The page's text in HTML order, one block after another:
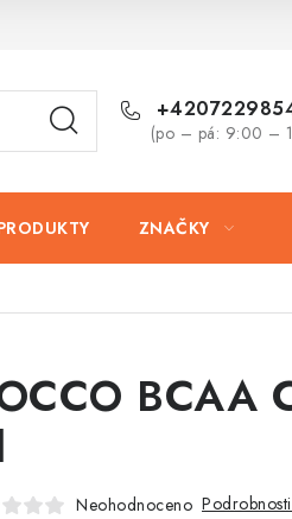
(po – pá: 9:00 –
ZNAČKY
BCAA
Neohodnoceno